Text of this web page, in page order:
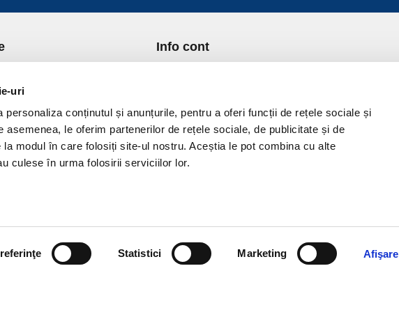
uri
personaliza conținutul și anunțurile, pentru a oferi funcții de rețele sociale și
asemenea, le oferim partenerilor de rețele sociale, de publicitate și de
modul în care folosiți site-ul nostru. Aceștia le pot combina cu alte
culese în urma folosirii serviciilor lor.
Statistici Marketing Afişare
si Plata
de Returnare
de confidentialitate
Cookies
si conditii
Info cont
Lista Favorite
GDPR - Protectia datelor
Contact